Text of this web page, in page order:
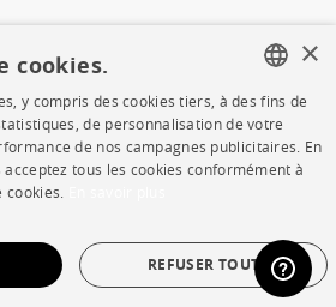
FRENCH
ENGLISH
SPANISH
×
cookies.
y compris des cookies tiers, à des fins de
de personnalisation de votre
de nos campagnes publicitaires. En
tous les cookies conformément à
cookies.
REFUSER TOUT